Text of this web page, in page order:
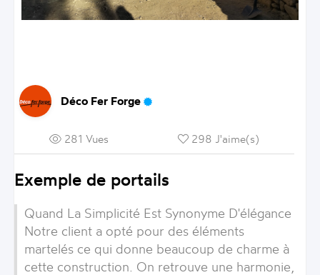
Déco Fer Forge
281 Vues 298 J'aime(s)
Exemple de portails
Quand La Simplicité Est Synonyme D'élégance
Notre client a opté pour des éléments
martelés ce qui donne beaucoup de charme à
cette construction. On retrouve une harmonie,